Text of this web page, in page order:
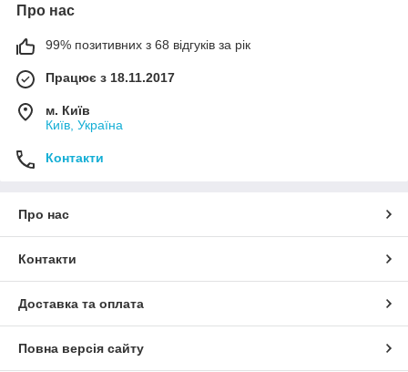
Про нас
99% позитивних з 68 відгуків за рік
Працює з 18.11.2017
м. Київ
Київ, Україна
Контакти
Про нас
Контакти
Доставка та оплата
Повна версія сайту